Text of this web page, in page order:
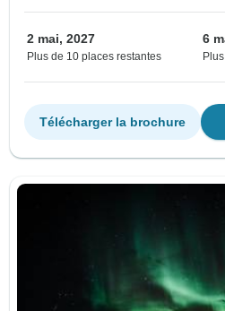
2 mai, 2027
Plus de 10 places restantes
6
Télécharger la brochure